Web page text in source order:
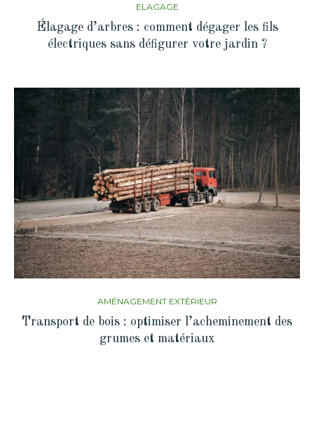
ELAGAGE
Élagage d’arbres : comment dégager les fils
électriques sans défigurer votre jardin ?
AMÉNAGEMENT EXTÉRIEUR
Transport de bois : optimiser l’acheminement des
grumes et matériaux